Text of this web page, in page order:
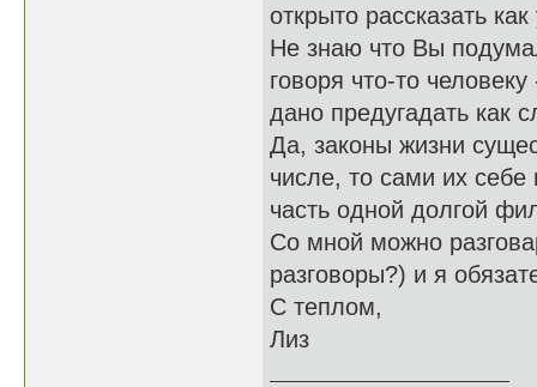
открыто рассказать
Не знаю что Вы
говоря что-то
дано предугадать как
Да, законы жизни
числе, то сами их
часть одной долгой
Со мной можно
разговоры?) и я
С теплом,
Лиз